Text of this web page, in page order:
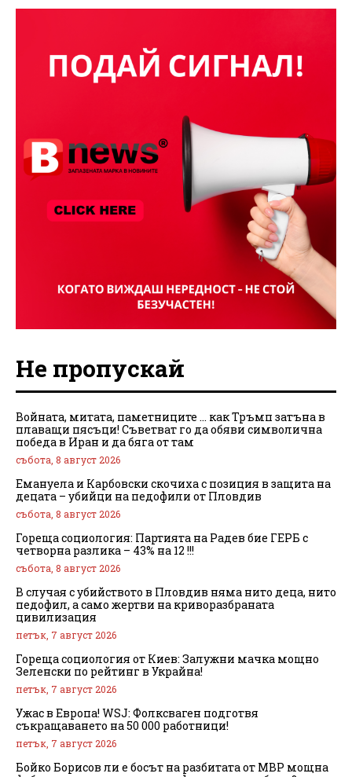
Не пропускай
Войната, митата, паметниците … как Тръмп затъна в
плаващи пясъци! Съветват го да обяви символична
победа в Иран и да бяга от там
събота, 8 август 2026
Емануела и Карбовски скочиха с позиция в защита на
децата – убийци на педофили от Пловдив
събота, 8 август 2026
Гореща социология: Партията на Радев бие ГЕРБ с
четворна разлика – 43% на 12 !!!
събота, 8 август 2026
В случая с убийството в Пловдив няма нито деца, нито
педофил, а само жертви на криворазбраната
цивилизация
петък, 7 август 2026
Гореща социология от Киев: Залужни мачка мощно
Зеленски по рейтинг в Украйна!
петък, 7 август 2026
Ужас в Европа! WSJ: Фолксваген подготвя
съкращаването на 50 000 работници!
петък, 7 август 2026
Бойко Борисов ли е босът на разбитата от МВР мощна